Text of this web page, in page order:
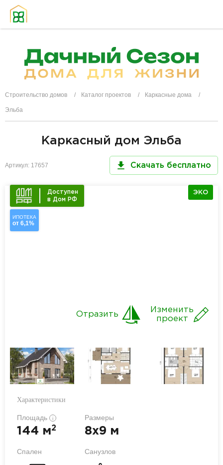
Строительство домов Каталог проектов Каркасные дома
Эльба
Каркасный дом Эльба
Артикул: 17657 Скачать бесплатно
Доступен
в Дом РФ
ИПОТЕКА
от 6,1%
ЭКО
Изменить
проект
Отразить
Характеристики
Площадь i
144 м2
Размеры
8x9 м
Спален Санузлов